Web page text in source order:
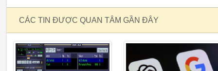
CÁC TIN ĐƯỢC QUAN TÂM GẦN ĐÂY